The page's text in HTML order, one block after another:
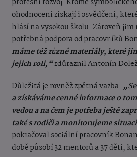
profesní rozvoj. Kromě
ohodnocení získají i osvědčení,
hlásí na vysokou školu. Zároveň
potřebná podpora od pracovníků
máme též různé materiály, které
jejich roli,“zdůraznil Antonín
Důležitá je rovněž zpětná vazba.
a získáváme cenné informace o
vedou a na čem je potřeba ještě
také s rodiči a monitorujeme
pokračoval sociální pracovník
době působí 32 mentorů a 37 dětí,